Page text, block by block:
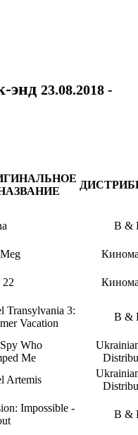
энд 23.08.2018 -
B &
Transylvania 3:
Vacation
B &
Who
Me
Artemis
Impossible -
B &